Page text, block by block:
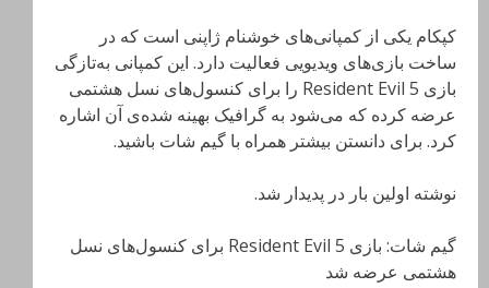
کپکام یکی از کمپانی‌های خوشنام ژاپنی است که در
ساخت بازی‌های ویدیویی فعالیت دارد. این کمپانی به‌تازگی
بازی Resident Evil 5 را برای کنسول‌های نسل هشتمی
عرضه کرده که می‌شود به گرافیک بهینه شده‌‌ی آن اشاره
کرد. برای دانستن بیشتر همراه با گیم شات باشید.
نوشته اولین بار در پدیدار شد.
گیم شات: بازی Resident Evil 5 برای کنسول‌های نسل
هشتمی عرضه شد